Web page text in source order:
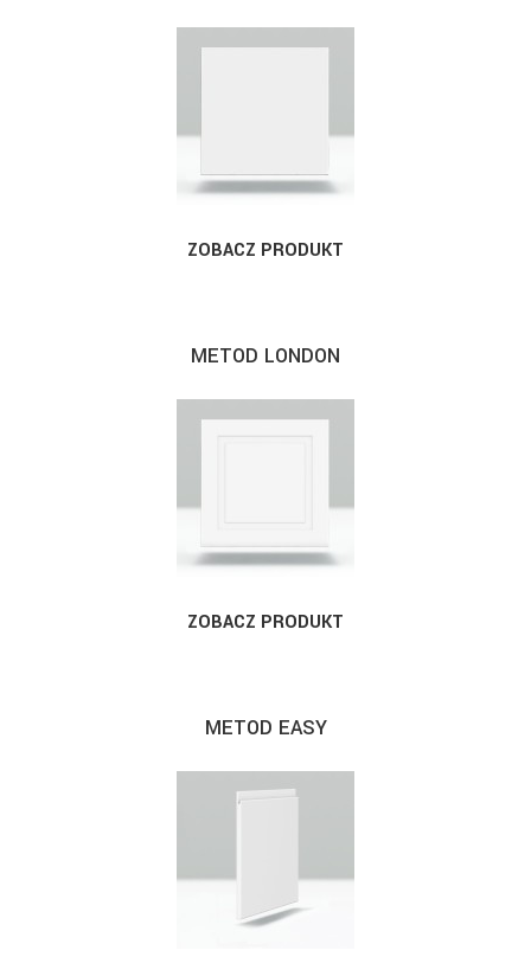
ZOBACZ PRODUKT
METOD LONDON
ZOBACZ PRODUKT
METOD EASY